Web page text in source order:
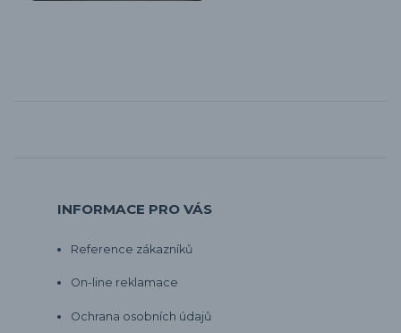
INFORMACE PRO VÁS
Reference zákazníků
On-line reklamace
Ochrana osobních údajů